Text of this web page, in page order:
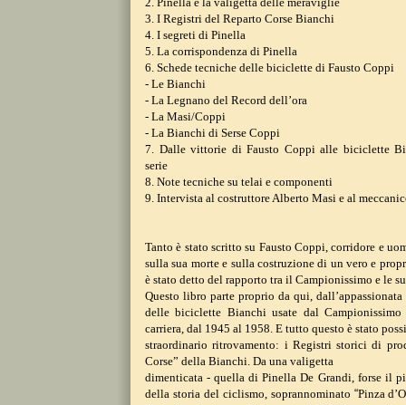
3. I Registri del Reparto Corse Bianchi
4. I segreti di Pinella
5. La corrispondenza di Pinella
6. Schede tecniche delle biciclette di Fausto Coppi
- Le Bianchi
- La Legnano del Record dell’ora
- La Masi/Coppi
- La Bianchi di Serse Coppi
7. Dalle vittorie di Fausto Coppi alle biciclette
serie
8. Note tecniche su telai e componenti
9. Intervista al costruttore Alberto Masi e al
Tanto è stato scritto su Fausto Coppi, corridore e
sulla sua morte e sulla costruzionedi un vero e
è stato detto del rapporto tra il Campionissimo e le
Questo libro parte proprio da qui, dall’appassionata
delle biciclette Bianchi usate dal
carriera, dal 1945 al 1958. E tutto questo è stato
straordinario ritrovamento: i Registri storici di
Corse” della Bianchi. Da una valigetta
dimenticata - quella di Pinella De Grandi, forse il
della storia del ciclismo, soprannominato “Pinza